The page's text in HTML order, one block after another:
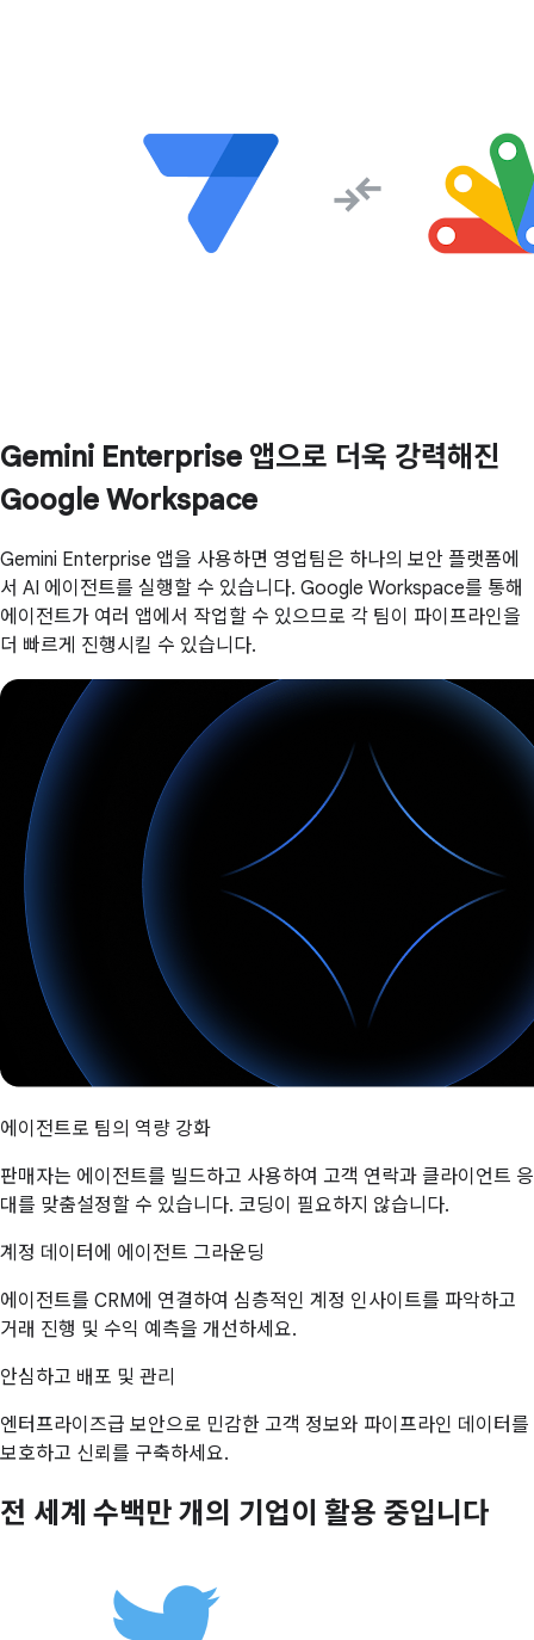
Gemini Enterprise 앱으로 더욱 강력해진
Google Workspace
Gemini Enterprise 앱을 사용하면 영업팀은 하나의 보안 플랫폼에
서 AI 에이전트를 실행할 수 있습니다. Google Workspace를 통해
에이전트가 여러 앱에서 작업할 수 있으므로 각 팀이 파이프라인을
더 빠르게 진행시킬 수 있습니다.
에이전트로 팀의 역량 강화
판매자는 에이전트를 빌드하고 사용하여 고객 연락과 클라이언트 응
대를 맞춤설정할 수 있습니다. 코딩이 필요하지 않습니다.
계정 데이터에 에이전트 그라운딩
에이전트를 CRM에 연결하여 심층적인 계정 인사이트를 파악하고
거래 진행 및 수익 예측을 개선하세요.
안심하고 배포 및 관리
엔터프라이즈급 보안으로 민감한 고객 정보와 파이프라인 데이터를
보호하고 신뢰를 구축하세요.
전 세계 수백만 개의 기업이 활용 중입니다